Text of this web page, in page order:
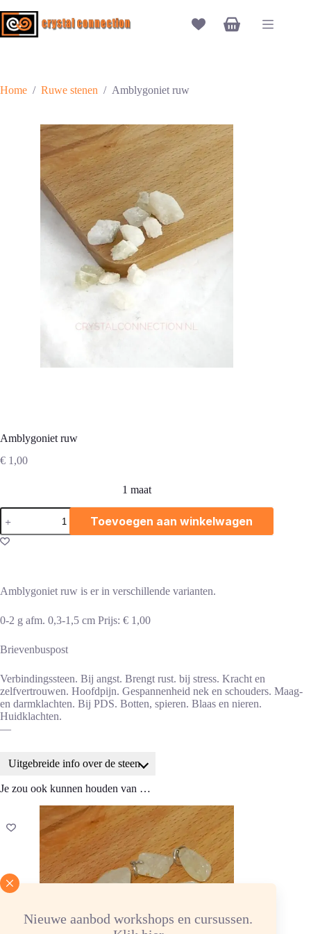
naar
de
Nieuwe aanbod workshops en cursussen.
Winkelwagen
Home / Ruwe stenen / Amblygoniet ruw
Amblygoniet ruw
€ 1,00
1 maat
Amblygoniet
ruw
aantal
Toevoegen aan winkelwagen
Amblygoniet ruw is er in verschillende varianten.
0-2 g afm. 0,3-1,5 cm Prijs: € 1,00
Brievenbuspost
Verbindingssteen. Bij angst. Brengt rust. bij stress. Kracht en
zelfvertrouwen. Hoofdpijn. Gespannenheid nek en schouders. Maag-
en darmklachten. Bij PDS. Botten, spieren. Blaas en nieren.
Huidklachten.
—
Uitgebreide info over de steen
Toepassingen amblygoniet
Een verbindingssteen, heeft het vermogen om bruggen te slaan.
Bij angsten, opgekropte emoties en energie die je hebt overgenomen
van anderen, die je kan loslaten.
Oude dogma’s en overtuigingen die niet van jou zijn kunnen duidelijk
worden en mag je de verbindingen verbreken.
Brengt rust, bij stress en hyperactieve kinderen en volwassenen.
Geeft kracht en het vertrouwen in jezelf terug.
Je zou ook kunnen houden van …